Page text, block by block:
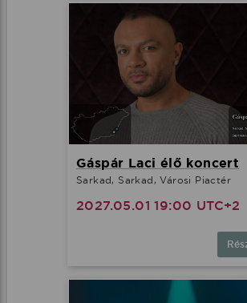
Gáspár Laci élő koncert
Sarkad, Sarkad, Városi Piactér
2027.05.01 19:00 UTC+2